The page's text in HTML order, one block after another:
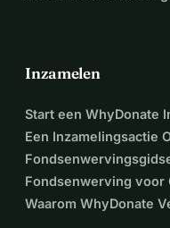
Inzamelen
Start een WhyDonate
Een Inzamelingsactie
Fondsenwerving voor
Waarom WhyDonate